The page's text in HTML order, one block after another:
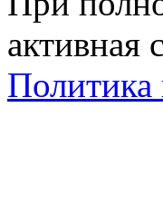
активная
Политика